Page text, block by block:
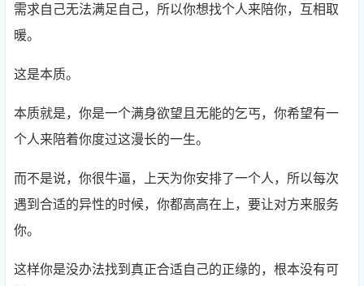
需求自己无法满足自己，所以你想找个人来陪你，互相取
暖。
这是本质。
本质就是，你是一个满身欲望且无能的乞丐，你希望有一
个人来陪着你度过这漫长的一生。
而不是说，你很牛逼，上天为你安排了一个人，所以每次
遇到合适的异性的时候，你都高高在上，要让对方来服务
你。
这样你是没办法找到真正合适自己的正缘的，根本没有可